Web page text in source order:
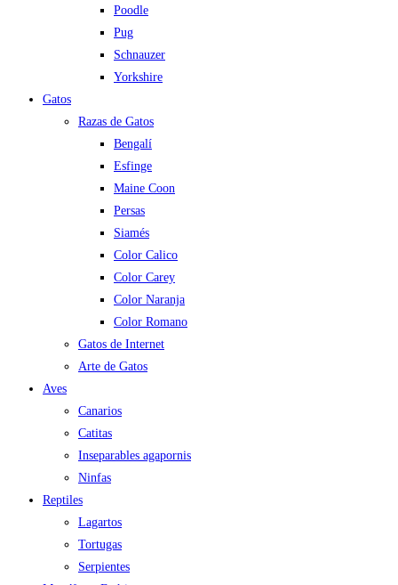
Poodle
Pug
Schnauzer
Yorkshire
Gatos
Razas de Gatos
Bengalí
Esfinge
Maine Coon
Persas
Siamés
Color Calico
Color Carey
Color Naranja
Color Romano
Gatos de Internet
Arte de Gatos
Aves
Canarios
Catitas
Inseparables agapornis
Ninfas
Reptiles
Lagartos
Tortugas
Serpientes